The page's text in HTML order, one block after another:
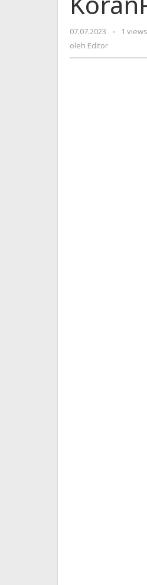
07.07.2023
oleh
-
1 views
oleh Editor